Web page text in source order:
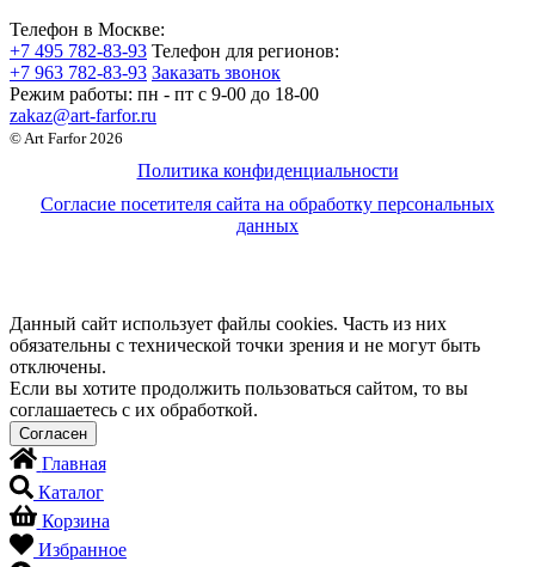
Телефон в Москве:
+7 495 782-83-93 Телефон для регионов:
+7 963 782-83-93 Заказать звонок
Режим работы: пн - пт c 9-00 до 18-00
zakaz@art-farfor.ru
© Art Farfor 2026
Политика конфиденциальности
Согласие посетителя сайта на обработку персональных
данных
Данный сайт использует файлы cookies. Часть из них
обязательны с технической точки зрения и не могут быть
отключены.
Если вы хотите продолжить пользоваться сайтом, то вы
соглашаетесь с их обработкой.
Главная
Каталог
Корзина
Избранное